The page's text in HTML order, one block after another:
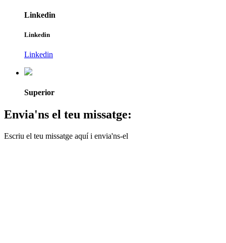
Linkedin
Linkedin
Linkedin
Superior
Envia'ns el teu missatge:
Escriu el teu missatge aquí i envia'ns-el